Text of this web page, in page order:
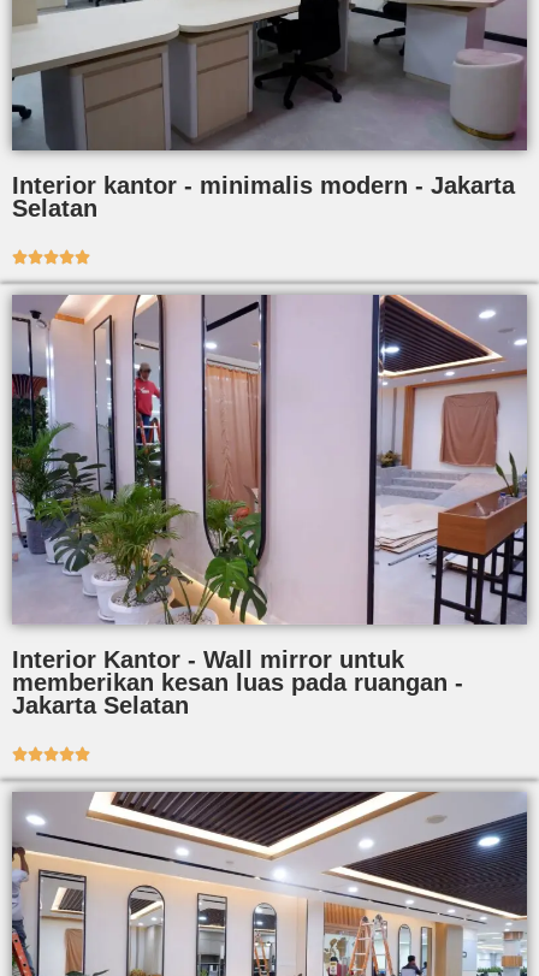
Interior kantor - minimalis modern - Jakarta
Selatan

Interior Kantor - Wall mirror untuk
memberikan kesan luas pada ruangan -
Jakarta Selatan
